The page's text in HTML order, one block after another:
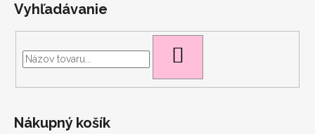
Vyhľadávanie
Nákupný košík